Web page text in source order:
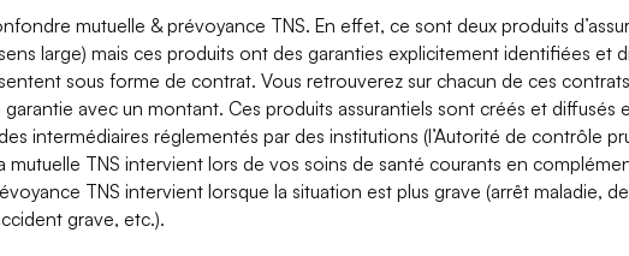
mutuelle & prévoyance TNS. En effet, ce sont deux produits
large) mais ces produits ont des garanties explicitement identifiées et
sous forme de contrat. Vous retrouverez sur chacun de ces
garantie avec un montant. Ces produits assurantiels sont créés et diffusés
intermédiaires réglementés par des institutions (l’Autorité de contrôle
mutuelle TNS intervient lors de vos soins de santé courants en
TNS intervient lorsque la situation est plus grave (arrêt maladie,
grave, etc.).